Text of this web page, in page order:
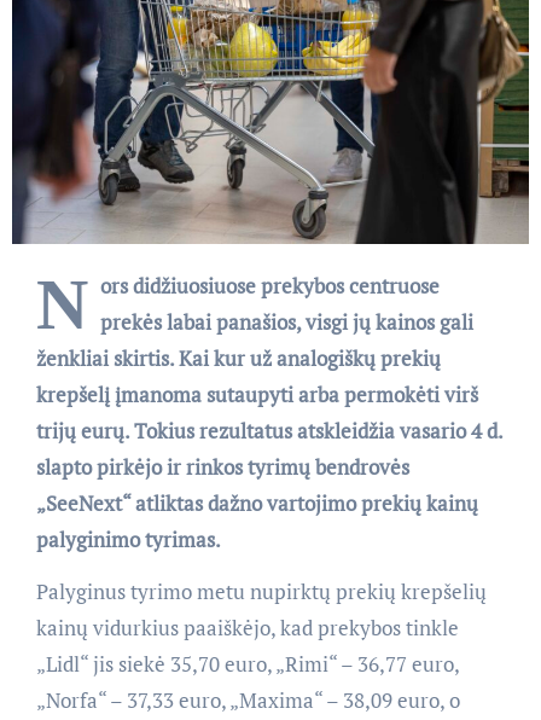
N ors didžiuosiuose prekybos centruose
prekės labai panašios, visgi jų kainos gali
ženkliai skirtis. Kai kur už analogiškų prekių
krepšelį įmanoma sutaupyti arba permokėti virš
trijų eurų. Tokius rezultatus atskleidžia vasario 4 d.
slapto pirkėjo ir rinkos tyrimų bendrovės
„SeeNext“ atliktas dažno vartojimo prekių kainų
palyginimo tyrimas.
Palyginus tyrimo metu nupirktų prekių krepšelių
kainų vidurkius paaiškėjo, kad prekybos tinkle
„Lidl“ jis siekė 35,70 euro, „Rimi“ – 36,77 euro,
„Norfa“ – 37,33 euro, „Maxima“ – 38,09 euro, o